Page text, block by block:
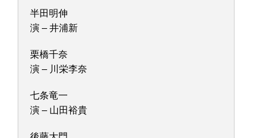
半田明伸
演 – 井浦新
栗橋千奈
演 – 川栄李奈
七条竜一
演 – 山田裕貴